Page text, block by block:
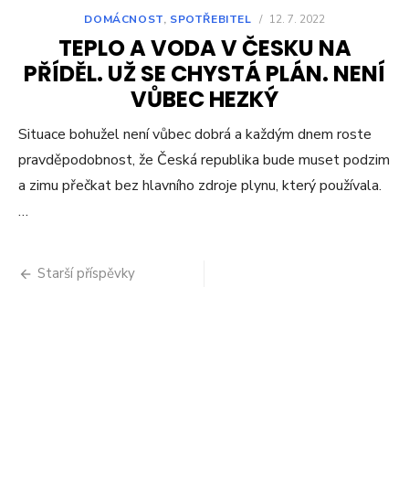
DOMÁCNOST, SPOTŘEBITEL / 12. 7. 2022
TEPLO A VODA V ČESKU NA
PŘÍDĚL. UŽ SE CHYSTÁ PLÁN. NENÍ
VŮBEC HEZKÝ
Situace bohužel není vůbec dobrá a každým dnem roste
pravděpodobnost, že Česká republika bude muset podzim
a zimu přečkat bez hlavního zdroje plynu, který používala.
…
Navigace
Starší příspěvky